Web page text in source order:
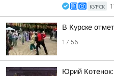
КУРСК
В Курске
17:56
Юрий